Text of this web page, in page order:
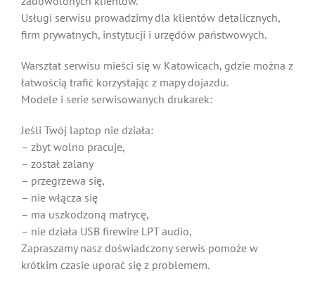
Usługi serwisu prowadzimy dla klientów detalicznych,
firm prywatnych, instytucji i urzędów państwowych.
Warsztat serwisu mieści się w Katowicach, gdzie można z
łatwością trafić korzystając z mapy dojazdu.
Modele i serie serwisowanych drukarek:
Jeśli Twój laptop nie działa:
– zbyt wolno pracuje,
– został zalany
– przegrzewa się,
– nie włącza się
– ma uszkodzoną matrycę,
– nie działa USB firewire LPT audio,
Zapraszamy nasz doświadczony serwis pomoże w
krótkim czasie uporać się z problemem.